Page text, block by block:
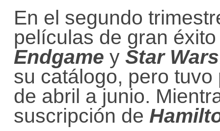
En el segundo
películas de gran
Endgame y Star
su catálogo, pero
de abril a junio.
suscripción de